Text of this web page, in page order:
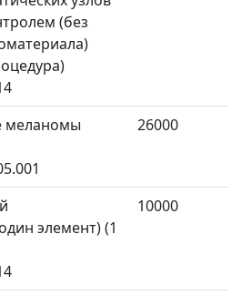
(без
меланомы
26000
элемент) (1
10000